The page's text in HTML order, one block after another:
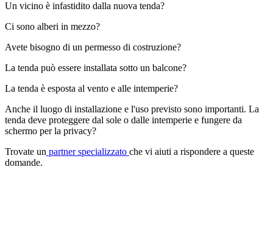
Un vicino è infastidito dalla nuova tenda?
Ci sono alberi in mezzo?
Avete bisogno di un permesso di costruzione?
La tenda può essere installata sotto un balcone?
La tenda è esposta al vento e alle intemperie?
Anche il luogo di installazione e l'uso previsto sono importanti. La
tenda deve proteggere dal sole o dalle intemperie e fungere da
schermo per la privacy?
Trovate un partner specializzato che vi aiuti a rispondere a queste
domande.